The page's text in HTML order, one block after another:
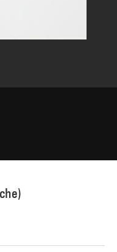
CCI/Audrey Laurans/Dist.